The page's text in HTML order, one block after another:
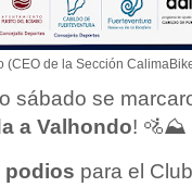
(CEO de la Sección
sábado se
a Valhondo! 🚵⛰️
podios para el